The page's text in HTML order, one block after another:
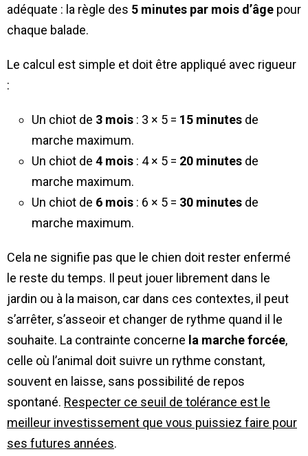
adéquate : la règle des 5 minutes par mois d’âge pour
chaque balade.
Le calcul est simple et doit être appliqué avec rigueur
:
Un chiot de 3 mois : 3 × 5 = 15 minutes de
marche maximum.
Un chiot de 4 mois : 4 × 5 = 20 minutes de
marche maximum.
Un chiot de 6 mois : 6 × 5 = 30 minutes de
marche maximum.
Cela ne signifie pas que le chien doit rester enfermé
le reste du temps. Il peut jouer librement dans le
jardin ou à la maison, car dans ces contextes, il peut
s’arrêter, s’asseoir et changer de rythme quand il le
souhaite. La contrainte concerne la marche forcée,
celle où l’animal doit suivre un rythme constant,
souvent en laisse, sans possibilité de repos
spontané. Respecter ce seuil de tolérance est le
meilleur investissement que vous puissiez faire pour
ses futures années.